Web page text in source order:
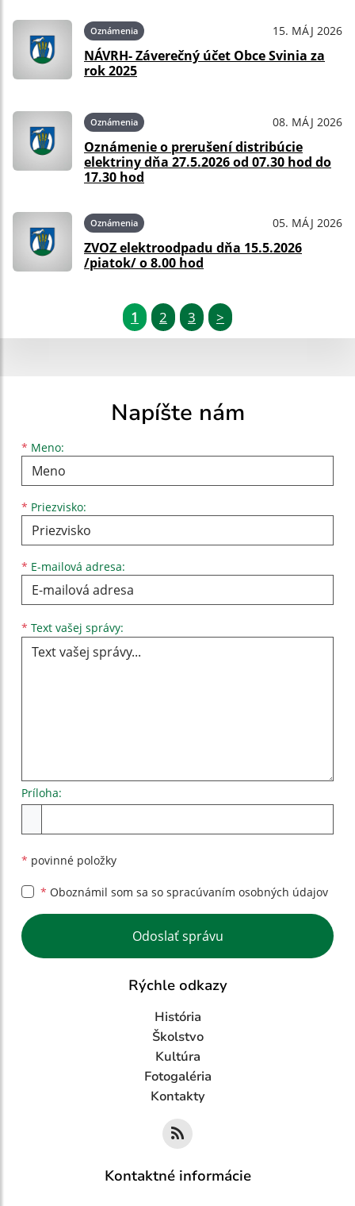
Oznámenia 15. MÁJ 2026
NÁVRH- Záverečný účet Obce Svinia za
rok 2025
Oznámenia 08. MÁJ 2026
Oznámenie o prerušení distribúcie
elektriny dňa 27.5.2026 od 07.30 hod do
17.30 hod
Oznámenia 05. MÁJ 2026
ZVOZ elektroodpadu dňa 15.5.2026
/piatok/ o 8.00 hod
1 2 3 >
Napíšte nám
* Meno:
Meno
* Priezvisko:
Priezvisko
* E-mailová adresa:
E-mailová adresa
* Text vašej správy:
Príloha:
* povinné položky
* Oboznámil som sa so spracúvaním osobných údajov
Google reCaptcha Response
Odoslať správu
Rýchle odkazy
História
Školstvo
Kultúra
Fotogaléria
Kontakty
Kontaktné informácie